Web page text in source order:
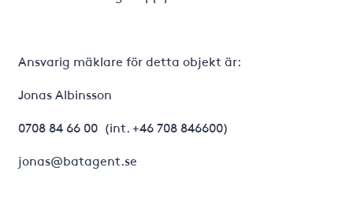
Ansvarig mäklare för detta objekt är:
Jonas Albinsson
0708 84 66 00 (int. +46 708 846600)
jonas@batagent.se